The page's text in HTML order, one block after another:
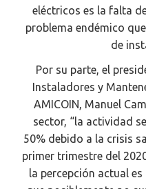
eléctricos es la falta
problema endémico
de
Por su parte, el
Instaladores y
AMICOIN, Manuel
sector, “la actividad
50% debido a la crisis
primer trimestre del
la percepción actual